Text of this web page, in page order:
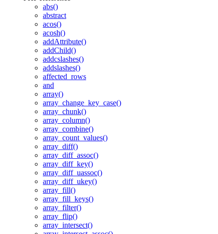
abs()
abstract
acos()
acosh()
addAttribute()
addChild()
addcslashes()
addslashes()
affected_rows
and
array()
array_change_key_case()
array_chunk()
array_column()
array_combine()
array_count_values()
array_diff()
array_diff_assoc()
array_diff_key()
array_diff_uassoc()
array_diff_ukey()
array_fill()
array_fill_keys()
array_filter()
array_flip()
array_intersect()